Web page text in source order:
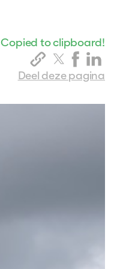
Deel deze pagina
Copied to clipboard!